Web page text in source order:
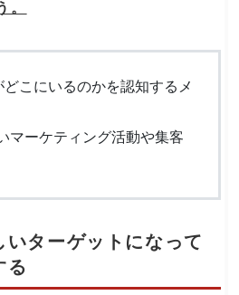
。
こにいるのかを認知するメ
マーケティング活動や集客
ターゲットになって
る